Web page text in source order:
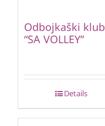
Odbojkaški klub
“SA VOLLEY”
Details